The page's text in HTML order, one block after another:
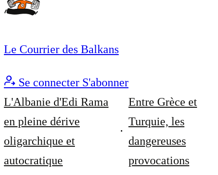
Le Courrier des Balkans
Se connecter S'abonner
L'Albanie d'Edi Rama
en pleine dérive
oligarchique et
autocratique
Entre Grèce et
Turquie, les
dangereuses
provocations